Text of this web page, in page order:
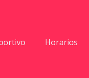
Horarios